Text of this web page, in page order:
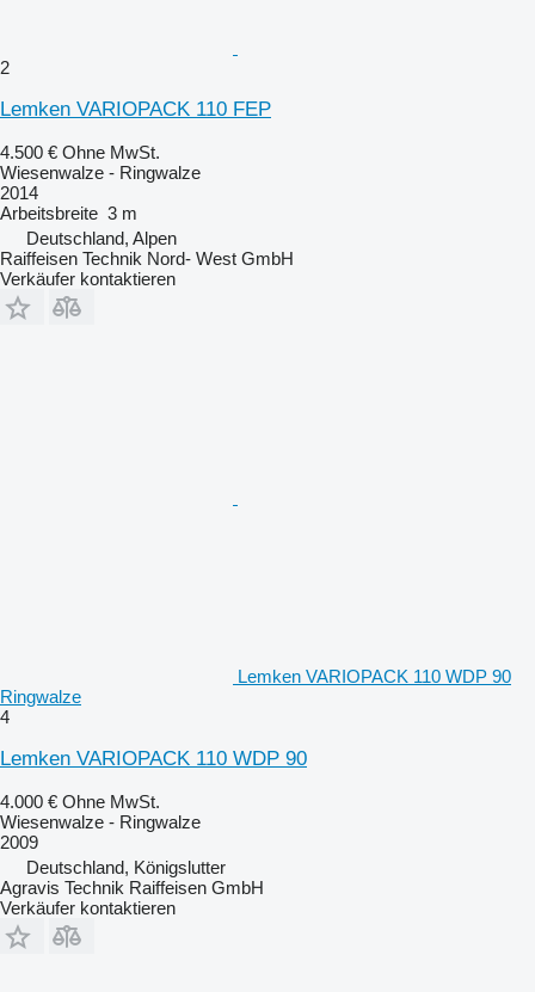
2
Lemken VARIOPACK 110 FEP
4.500 € Ohne MwSt.
Wiesenwalze - Ringwalze
2014
Arbeitsbreite 3 m
Deutschland, Alpen
Raiffeisen Technik Nord- West GmbH
Verkäufer kontaktieren
Lemken VARIOPACK 110 WDP 90
Ringwalze
4
Lemken VARIOPACK 110 WDP 90
4.000 € Ohne MwSt.
Wiesenwalze - Ringwalze
2009
Deutschland, Königslutter
Agravis Technik Raiffeisen GmbH
Verkäufer kontaktieren